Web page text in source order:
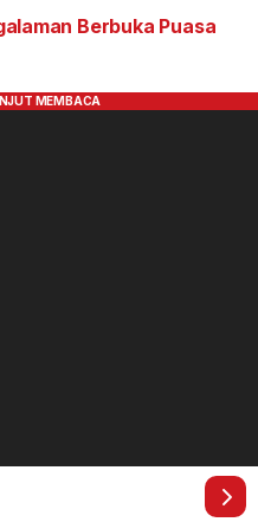
Berbuka Puasa